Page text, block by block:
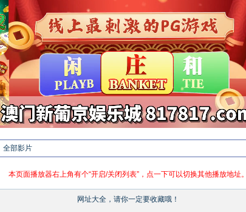
全部影片
本页面播放器右上角有个“开启/关闭列表”，点一下可以切换其他播放地址。
网址大全，请你一定要收藏哦！